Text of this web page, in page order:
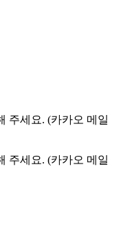
주세요. (카카오 메일
주세요. (카카오 메일